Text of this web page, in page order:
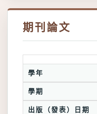
期刊論文
學年
學期
出版（發表）日期